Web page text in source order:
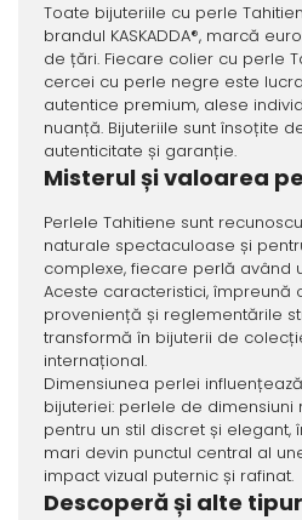
Toate bijuteriile cu perle
brandul KASKADDA®, marcă
de țări. Fiecare colier cu perle
cercei cu perle negre este
autentice premium, alese
nuanță. Bijuteriile sunt însoțite
autenticitate și garanție.
Misterul și valoarea
Perlele Tahitiene sunt
naturale spectaculoase și
complexe, fiecare perlă având
Aceste caracteristici, împreună
proveniență și reglementările
transformă în bijuterii de
internațional.
Dimensiunea perlei
bijuteriei: perlele de dimensiuni
pentru un stil discret și
mari devin punctul central al
impact vizual puternic și rafinat.
Descoperă și alte